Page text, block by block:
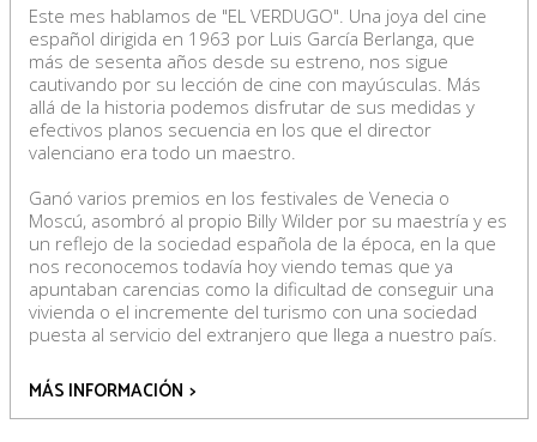
Este mes hablamos de "EL VERDUGO". Una joya del cine
español dirigida en 1963 por Luis García Berlanga, que
más de sesenta años desde su estreno, nos sigue
cautivando por su lección de cine con mayúsculas. Más
allá de la historia podemos disfrutar de sus medidas y
efectivos planos secuencia en los que el director
valenciano era todo un maestro.
Ganó varios premios en los festivales de Venecia o
Moscú, asombró al propio Billy Wilder por su maestría y es
un reflejo de la sociedad española de la época, en la que
nos reconocemos todavía hoy viendo temas que ya
apuntaban carencias como la dificultad de conseguir una
vivienda o el incremente del turismo con una sociedad
puesta al servicio del extranjero que llega a nuestro país.
MÁS INFORMACIÓN >